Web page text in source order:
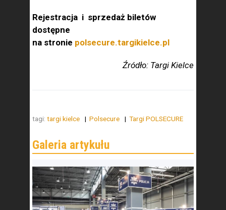
Rejestracja i sprzedaż biletów
dostępne
na stronie polsecure.targikielce.pl
Źródło: Targi Kielce
tagi: targi kielce Polsecure Targi POLSECURE